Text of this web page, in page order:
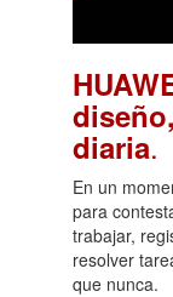
diaria.
En un
para
trabajar,
resolver
que nunca.